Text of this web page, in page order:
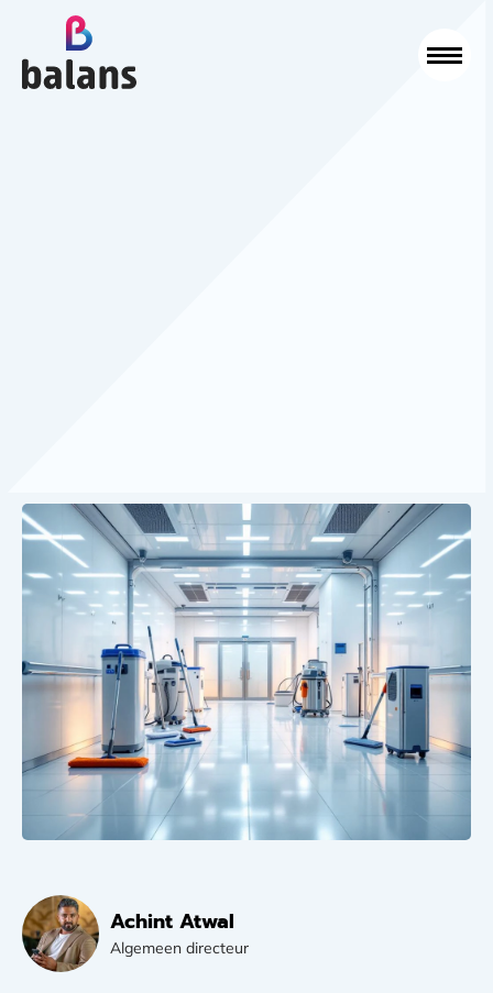
Achint Atwal
Algemeen directeur